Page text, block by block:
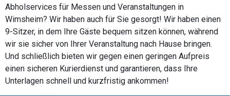
Abholservices für Messen und Veranstaltungen in
Wimsheim? Wir haben auch für Sie gesorgt! Wir haben einen
9-Sitzer, in dem Ihre Gäste bequem sitzen können, während
wir sie sicher von Ihrer Veranstaltung nach Hause bringen.
Und schließlich bieten wir gegen einen geringen Aufpreis
einen sicheren Kurierdienst und garantieren, dass Ihre
Unterlagen schnell und kurzfristig ankommen!